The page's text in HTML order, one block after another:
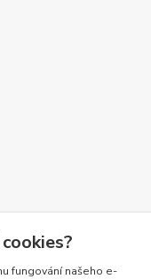
fungování našeho e-